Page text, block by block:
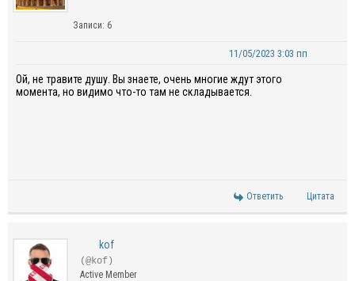
Записи: 6
11/05/2023 3:03 пп
Ой, не травите душу. Вы знаете, очень многие ждут этого
момента, но видимо что-то там не складывается.
Ответить Цитата
kof
(@kof)
Active Member